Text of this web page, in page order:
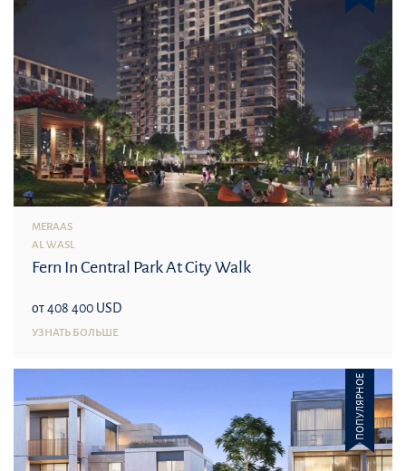
MERAAS
AL WASL
Fern In Central Park At City Walk
от 408 400 USD
УЗНАТЬ БОЛЬШЕ
ПОПУЛЯРНОЕ